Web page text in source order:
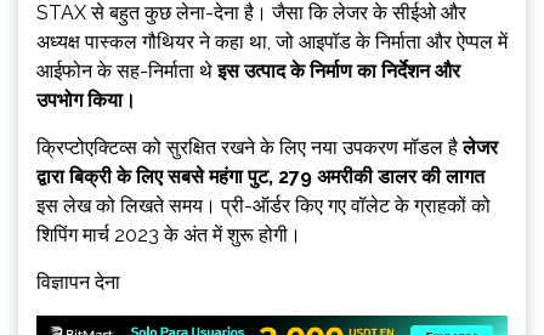
STAX से बहुत कुछ लेना-देना है। जैसा कि लेजर के सीईओ और
अध्यक्ष पास्कल गौथियर ने कहा था, जो आइपॉड के निर्माता और ऐप्पल में
आईफोन के सह-निर्माता थेइस उत्पाद के निर्माण का निर्देशन और
उपभोग किया।
क्रिप्टोएक्टिव्स को सुरक्षित रखने के लिए नया उपकरण मॉडल हैलेजर
द्वारा बिक्री के लिए सबसे महंगा पुट, 279 अमरीकी डालर की लागत
इस लेख को लिखते समय। प्री-ऑर्डर किए गए वॉलेट के ग्राहकों को
शिपिंग मार्च 2023 के अंत में शुरू होगी।
विज्ञापन देना